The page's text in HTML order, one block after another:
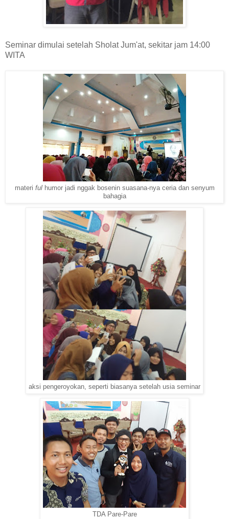
Seminar dimulai setelah Sholat Jum'at, sekitar jam 14:00
WITA
materi ful humor jadi nggak bosenin suasana-nya ceria dan senyum
bahagia
aksi pengeroyokan, seperti biasanya setelah usia seminar
TDA Pare-Pare